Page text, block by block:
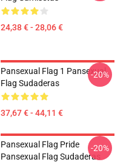
24,38 € - 28,06 €
Pansexual Flag 1 Pansexual
Flag Sudaderas
37,67 € - 44,11 €
-20%
Pansexual Flag Pride
Pansexual Flag Sudaderas
-20%